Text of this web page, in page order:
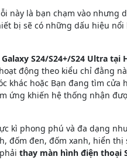
này là bạn chạm vào nhưng
bị sẽ có những dấu hiệu nổi
S24/S24+/S24 Ultra tại
động theo kiểu chỉ đằng
khác hoặc Bạn đang tìm cửa
ứng khiến hệ thống nhận
kì phong phú và đa dạng
đốm đen, đốm xanh, hiển thị
thay màn hình điện thoại